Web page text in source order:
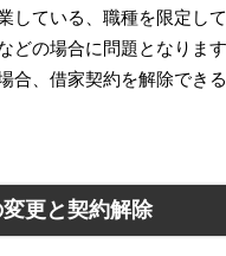
している、職種を限定し
どの場合に問題となりま
合、借家契約を解除でき
更と契約解除